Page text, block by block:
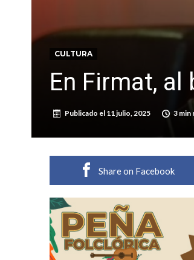
CULTURA
En Firmat,
Publicado el 11 julio, 2025 3 min
Share on Facebook